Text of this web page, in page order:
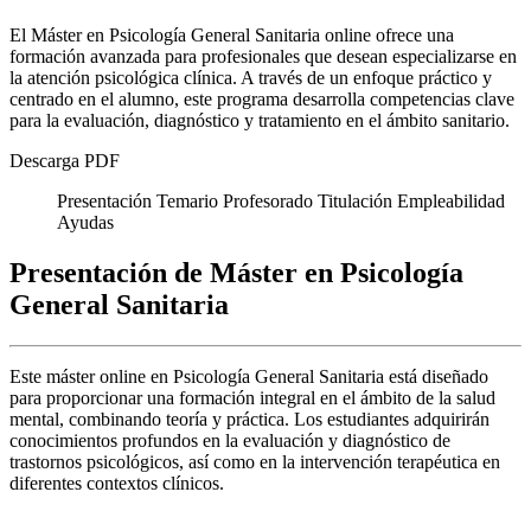
El Máster en Psicología General Sanitaria online ofrece una
formación avanzada para profesionales que desean especializarse en
la atención psicológica clínica. A través de un enfoque práctico y
centrado en el alumno, este programa desarrolla competencias clave
para la evaluación, diagnóstico y tratamiento en el ámbito sanitario.
Descarga PDF
Presentación Temario Profesorado Titulación Empleabilidad
Ayudas
Presentación de Máster en Psicología
General Sanitaria
Este máster online en Psicología General Sanitaria está diseñado
para proporcionar una formación integral en el ámbito de la salud
mental, combinando teoría y práctica. Los estudiantes adquirirán
conocimientos profundos en la evaluación y diagnóstico de
trastornos psicológicos, así como en la intervención terapéutica en
diferentes contextos clínicos.